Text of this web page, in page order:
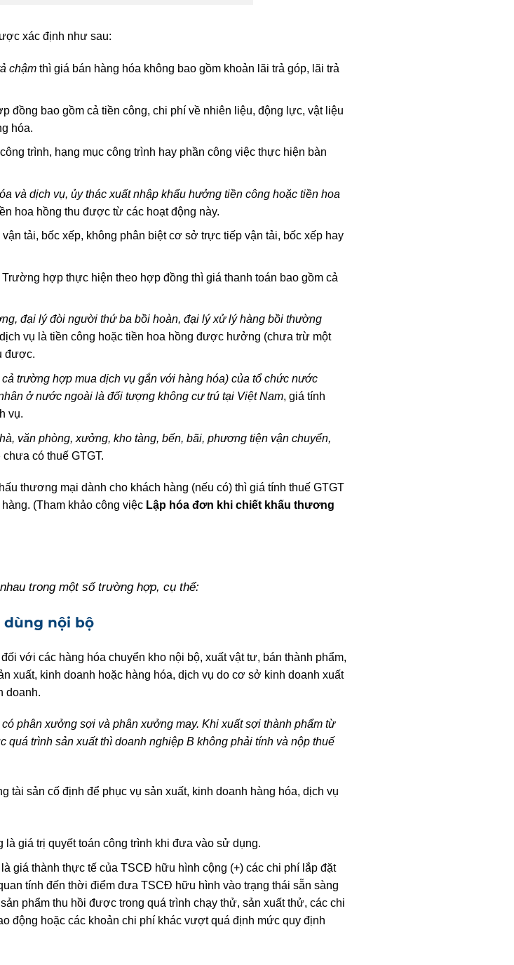
xác định như sau:
chậmthì giá bán hàng hóa không bao gồm khoản lãi trả góp, lãi trả
đồng bao gồm cả tiền công, chi phí về nhiên liệu, động lực, vật liệu
hóa.
trình, hạng mục công trình hay phần công việc thực hiện bàn
và dịch vụ, ủy thác xuất nhập khẩu hưởng tiền công hoặc tiền hoa
hoa hồng thu được từ các hoạt động này.
tải, bốc xếp, không phân biệt cơ sở trực tiếp vận tải, bốc xếp hay
hợp thực hiện theo hợp đồng thì giá thanh toán bao gồm cả
đại lý đòi người thứ ba bồi hoàn, đại lý xử lý hàng bồi thường
vụ là tiền công hoặc tiền hoa hồng được hưởng (chưa trừ một
được.
trường hợp mua dịch vụ gắn với hàng hóa) của tổ chức nước
ở nước ngoài là đối tượng không cư trú tại Việt Nam, giá tính
vụ.
văn phòng, xưởng, kho tàng, bến, bãi, phương tiện vận chuyển,
có thuế GTGT.
thương mại dành cho khách hàng (nếu có) thì giá tính thuế GTGT
(Tham khảo công việc Lập hóa đơn khi chiết khấu thương
trong một số trường hợp, cụ thể:
dùng nội bộ
với các hàng hóa chuyển kho nội bộ, xuất vật tư, bán thành phẩm,
xuất, kinh doanh hoặc hàng hóa, dịch vụ do cơ sở kinh doanh xuất
doanh.
phân xưởng sợi và phân xưởng may. Khi xuất sợi thành phẩm từ
trình sản xuất thì doanh nghiệp B không phải tính và nộp thuế
tài sản cố định để phục vụ sản xuất, kinh doanh hàng hóa, dịch vụ
giá trị quyết toán công trình khi đưa vào sử dụng.
giá thành thực tế của TSCĐ hữu hình cộng (+) các chi phí lắp đặt
tính đến thời điểm đưa TSCĐ hữu hình vào trạng thái sẵn sàng
phẩm thu hồi được trong quá trình chạy thử, sản xuất thử, các chi
động hoặc các khoản chi phí khác vượt quá định mức quy định